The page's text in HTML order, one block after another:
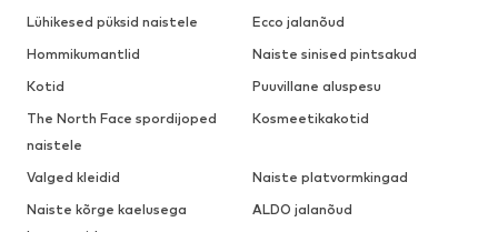
Lühikesed püksid naistele
Ecco jalanõud
Hommikumantlid
Naiste sinised pintsakud
Kotid
Puuvillane aluspesu
The North Face spordijoped
naistele
Kosmeetikakotid
Valged kleidid
Naiste platvormkingad
Naiste kõrge kaelusega
ALDO jalanõud